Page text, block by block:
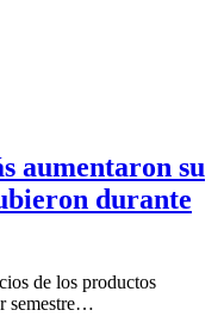
aumentaron su
durante
de los productos
semestre…